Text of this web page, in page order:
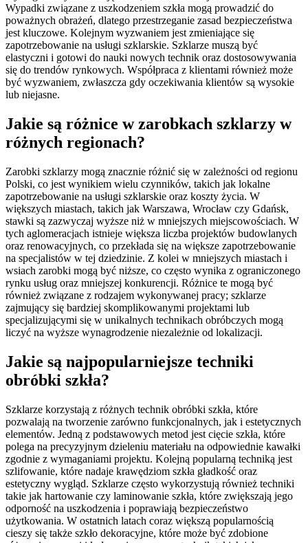
Wypadki związane z uszkodzeniem szkła mogą prowadzić do
poważnych obrażeń, dlatego przestrzeganie zasad bezpieczeństwa
jest kluczowe. Kolejnym wyzwaniem jest zmieniające się
zapotrzebowanie na usługi szklarskie. Szklarze muszą być
elastyczni i gotowi do nauki nowych technik oraz dostosowywania
się do trendów rynkowych. Współpraca z klientami również może
być wyzwaniem, zwłaszcza gdy oczekiwania klientów są wysokie
lub niejasne.
Jakie są różnice w zarobkach szklarzy w
różnych regionach?
Zarobki szklarzy mogą znacznie różnić się w zależności od regionu
Polski, co jest wynikiem wielu czynników, takich jak lokalne
zapotrzebowanie na usługi szklarskie oraz koszty życia. W
większych miastach, takich jak Warszawa, Wrocław czy Gdańsk,
stawki są zazwyczaj wyższe niż w mniejszych miejscowościach. W
tych aglomeracjach istnieje większa liczba projektów budowlanych
oraz renowacyjnych, co przekłada się na większe zapotrzebowanie
na specjalistów w tej dziedzinie. Z kolei w mniejszych miastach i
wsiach zarobki mogą być niższe, co często wynika z ograniczonego
rynku usług oraz mniejszej konkurencji. Różnice te mogą być
również związane z rodzajem wykonywanej pracy; szklarze
zajmujący się bardziej skomplikowanymi projektami lub
specjalizującymi się w unikalnych technikach obróbczych mogą
liczyć na wyższe wynagrodzenie niezależnie od lokalizacji.
Jakie są najpopularniejsze techniki
obróbki szkła?
Szklarze korzystają z różnych technik obróbki szkła, które
pozwalają na tworzenie zarówno funkcjonalnych, jak i estetycznych
elementów. Jedną z podstawowych metod jest cięcie szkła, które
polega na precyzyjnym dzieleniu materiału na odpowiednie kawałki
zgodnie z wymaganiami projektu. Kolejną popularną techniką jest
szlifowanie, które nadaje krawędziom szkła gładkość oraz
estetyczny wygląd. Szklarze często wykorzystują również techniki
takie jak hartowanie czy laminowanie szkła, które zwiększają jego
odporność na uszkodzenia i poprawiają bezpieczeństwo
użytkowania. W ostatnich latach coraz większą popularnością
cieszy się także szkło dekoracyjne, które może być zdobione